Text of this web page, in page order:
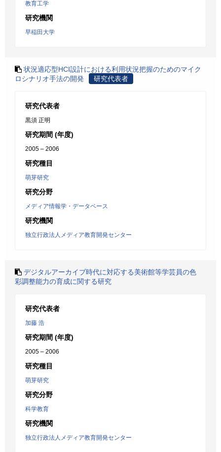
教育工学
研究機関
早稲田大学
状況適応型HCI設計における利用状況把握のためのマイク
ロシナリオ手法の開発
研究代表者
研究代表者
黒須 正明
研究期間 (年度)
2005 – 2006
研究種目
萌芽研究
研究分野
メディア情報学・データベース
研究機関
独立行政法人メディア教育開発センター
デジタルアーカイブ時代に対応する美術館等学芸員の色
彩調整能力の育成に関する研究
研究代表者
加藤 浩
研究期間 (年度)
2005 – 2006
研究種目
萌芽研究
研究分野
科学教育
研究機関
独立行政法人メディア教育開発センター